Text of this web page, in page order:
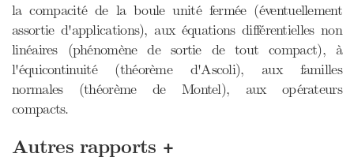
la compacité de la boule unité fermée (éventuellement
assortie d'applications), aux équations différentielles non
linéaires (phénomène de sortie de tout compact), à
l'équicontinuité (théorème d'Ascoli), aux familles
normales (théorème de Montel), aux opérateurs
compacts.
Autres rapports +